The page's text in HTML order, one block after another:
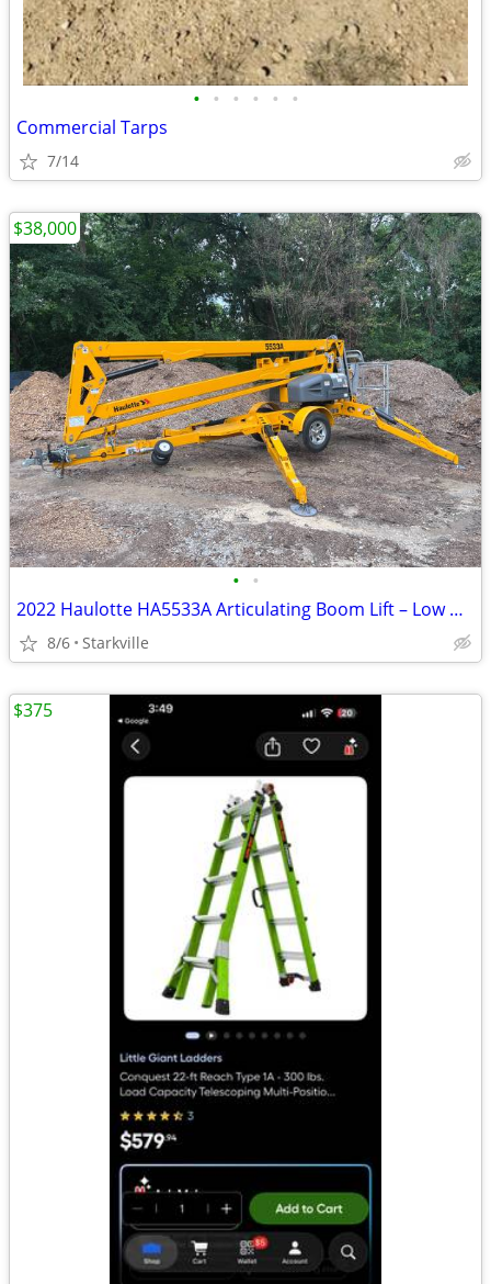
• • • • • •
Commercial Tarps
7/14
• •
2022 Haulotte HA5533A Articulating Boom Lift – Low Hours, Stored Under Cover
8/6 Starkville
$38,000
$375